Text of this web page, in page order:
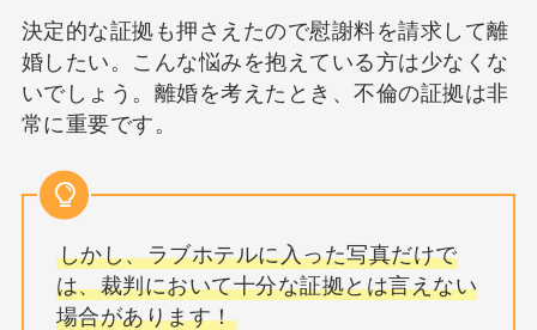
決定的な証拠も押さえたので慰謝料を請求して離
婚したい。こんな悩みを抱えている方は少なくな
いでしょう。離婚を考えたとき、不倫の証拠は非
常に重要です。
しかし、ラブホテルに入った写真だけで
は、裁判において十分な証拠とは言えない
場合があります！